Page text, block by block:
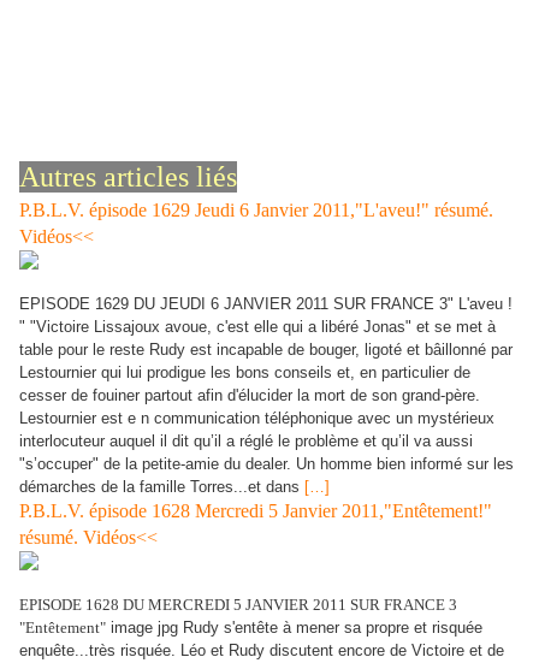
Autres articles liés
P.B.L.V. épisode 1629 Jeudi 6 Janvier 2011,"L'aveu!" résumé.
Vidéos<<
EPISODE 1629 DU JEUDI 6 JANVIER 2011 SUR FRANCE 3" L'aveu !
" "Victoire Lissajoux avoue, c'est elle qui a libéré Jonas" et se met à
table pour le reste Rudy est incapable de bouger, ligoté et bâillonné par
Lestournier qui lui prodigue les bons conseils et, en particulier de
cesser de fouiner partout afin d'élucider la mort de son grand-père.
Lestournier est e n communication téléphonique avec un mystérieux
interlocuteur auquel il dit qu’il a réglé le problème et qu’il va aussi
"s’occuper" de la petite-amie du dealer. Un homme bien informé sur les
démarches de la famille Torres...et dans […]
P.B.L.V. épisode 1628 Mercredi 5 Janvier 2011,"Entêtement!"
résumé. Vidéos<<
EPISODE 1628 DU MERCREDI 5 JANVIER 2011 SUR FRANCE 3
"Entêtement" image jpg Rudy s'entête à mener sa propre et risquée
enquête...très risquée. Léo et Rudy discutent encore de Victoire et de